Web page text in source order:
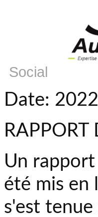
Social
Date:
Un
été mis en
s'est